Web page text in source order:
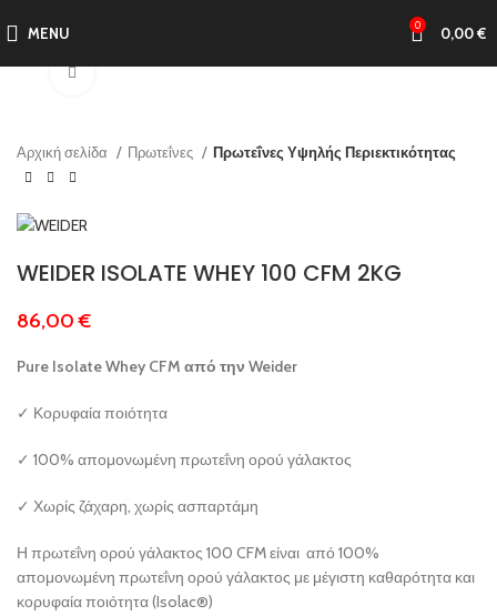
MENU 0 0,00€
Αρχική σελίδα Πρωτεΐνες Πρωτεΐνες Υψηλής Περιεκτικότητας
WEIDER ISOLATE WHEY 100 CFM 2KG
86,00€
Pure Isolate Whey CFM από την Weider
✓ Κορυφαία ποιότητα
✓ 100% απομονωμένη πρωτεΐνη ορού γάλακτος
✓ Χωρίς ζάχαρη, χωρίς ασπαρτάμη
Η πρωτεΐνη ορού γάλακτος 100 CFM είναι από 100%
απομονωμένη πρωτεΐνη ορού γάλακτος με μέγιστη καθαρότητα και
κορυφαία ποιότητα (Isolac®)